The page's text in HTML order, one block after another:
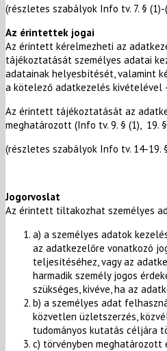
(részletes szabályok Info tv. 7. § (1)-
Az érintettek jogai
Az érintett kérelmezheti az
tájékoztatását személyes adatai
adatainak helyesbítését, valamint
a kötelező adatkezelés kivételével
Az érintett tájékoztatását az
meghatározott (Info tv. 9. § (1), 19.
(részletes szabályok Info tv. 14-19.
Jogorvoslat
Az érintett tiltakozhat személyes
a) a személyes adatok
az adatkezelőre vonatkozó
teljesítéséhez, vagy az
harmadik személy jogos
szükséges, kivéve, ha az
b) a személyes adat
közvetlen üzletszerzés,
tudományos kutatás céljára
c) törvényben meghatározott